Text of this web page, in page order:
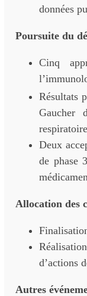
données
Poursuite du
Cinq
Résultats
Gaucher
Deux
de phase
Allocation des
d’actions
Autres